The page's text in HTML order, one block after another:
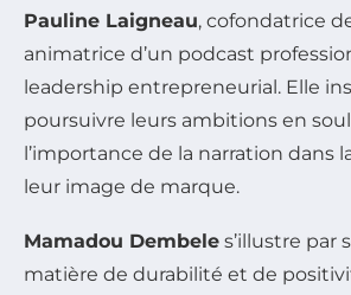
Pauline Laigneau, cofondatrice
animatrice d’un podcast
leadership entrepreneurial. Elle
poursuivre leurs ambitions en
l’importance de la narration dans
leur image de marque.
Mamadou Dembele s’illustre par
matière de durabilité et de